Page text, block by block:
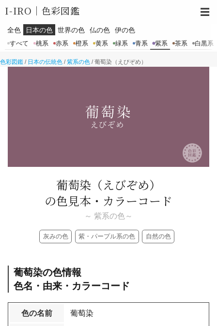
I-IRO｜ 色彩図鑑
全色 日本の色 世界の色 仏の色 伊の色
すべて 桃系 赤系 橙系 黄系 緑系 青系 紫系 茶系 白黒系
☰
色彩図鑑 / 日本の伝統色 / 紫系の色 /葡萄染（えびぞめ）
葡萄染 （えびぞめ）
の色見本・カラーコード
～ 紫系の色～
灰みの色 紫・パープル系の色 自然の色
葡萄染の色情報
色名・由来・カラーコード
色の名前 葡萄染